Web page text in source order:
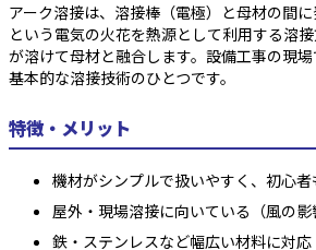
アーク溶接は、溶接棒（電極）と母材の間に
という電気の火花を熱源として利用する溶
が溶けて母材と融合します。設備工事の現
基本的な溶接技術のひとつです。
特徴・メリット
機材がシンプルで扱いやすく、初心
屋外・現場溶接に向いている（風の影
鉄・ステンレスなど幅広い材料に対応